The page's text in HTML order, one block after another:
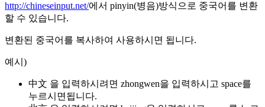
http://chineseinput.net/에서 pinyin(병음)방식으로 중국어를 변환
할 수 있습니다.
변환된 중국어를 복사하여 사용하시면 됩니다.
예시)
中文 을 입력하시려면 zhongwen을 입력하시고 space를
누르시면됩니다.